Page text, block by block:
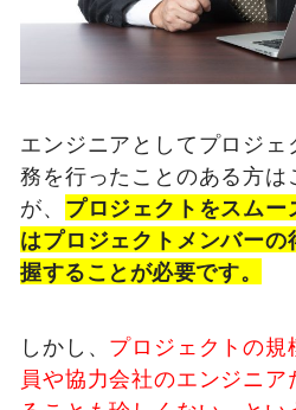
エンジニアとしてプロジ
務を行ったことのある方は
が、 プロジェクトをスム
はプロジェクトメンバー
握することが必要です。
しかし、 プロジェクトの規
員や協力会社のエンジニ